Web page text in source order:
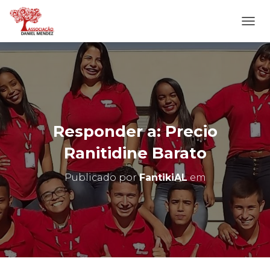
L
T
E
R
N
A
N
A
E
G
O
Responder a: Precio
Ranitidine Barato
Publicado porFantikiALem